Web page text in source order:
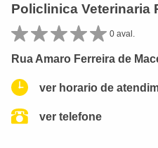
Policlinica Veterinaria
0 aval.
Rua Amaro Ferreira de
ver horario de
ver telefone